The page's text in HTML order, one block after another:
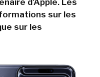
d'Apple. Les
sur les
sur les